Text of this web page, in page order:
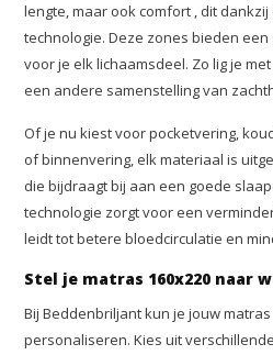
lengte, maar ook comfort , dit
technologie. Deze zones bieden
voor je elk lichaamsdeel. Zo lig je
een andere samenstelling van
Of je nu kiest voor pocketvering,
of binnenvering, elk materiaal is
die bijdraagt bij aan een goede
technologie zorgt voor een
leidt tot betere bloedcirculatie en
Stel je matras 160x220 naar
Bij Beddenbriljant kun je jouw
personaliseren. Kies uit